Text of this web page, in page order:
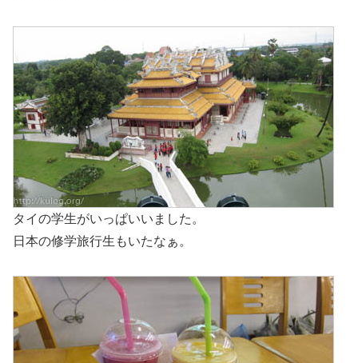
タイの学生がいっぱいいました。
日本の修学旅行生もいたなぁ。